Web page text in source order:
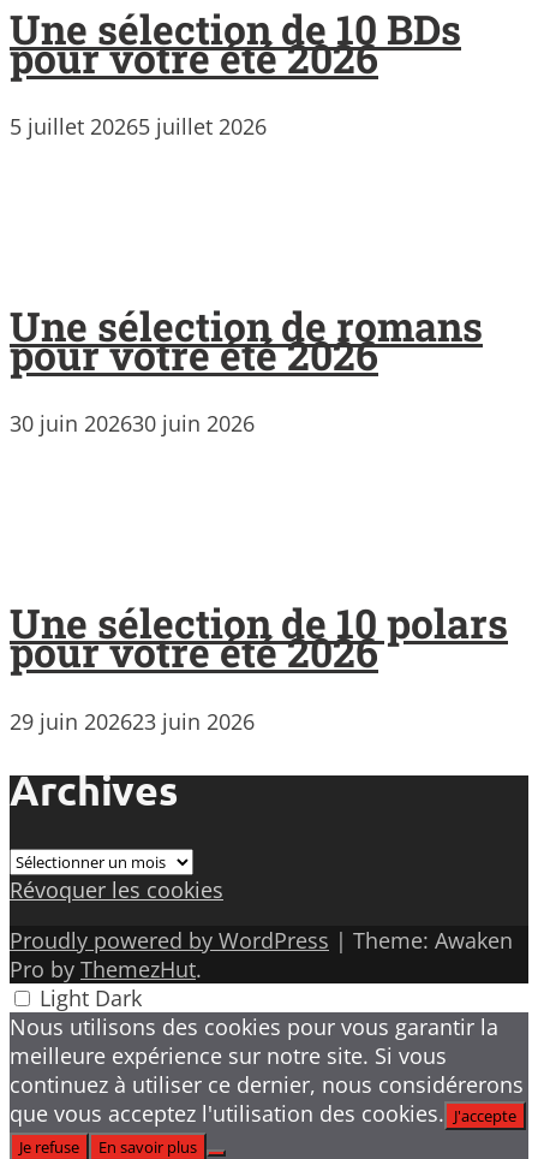
Une sélection de 10 BDs
pour votre été 2026
5 juillet 20265 juillet 2026
Une sélection de romans
pour votre été 2026
30 juin 202630 juin 2026
Une sélection de 10 polars
pour votre été 2026
29 juin 202623 juin 2026
Archives
Archives
Révoquer les cookies
Proudly powered by WordPress | Theme: Awaken
Pro by ThemezHut.
Light Dark
Nous utilisons des cookies pour vous garantir la
meilleure expérience sur notre site. Si vous
continuez à utiliser ce dernier, nous considérerons
que vous acceptez l'utilisation des cookies. J'accepte
Je refuse
En savoir plus